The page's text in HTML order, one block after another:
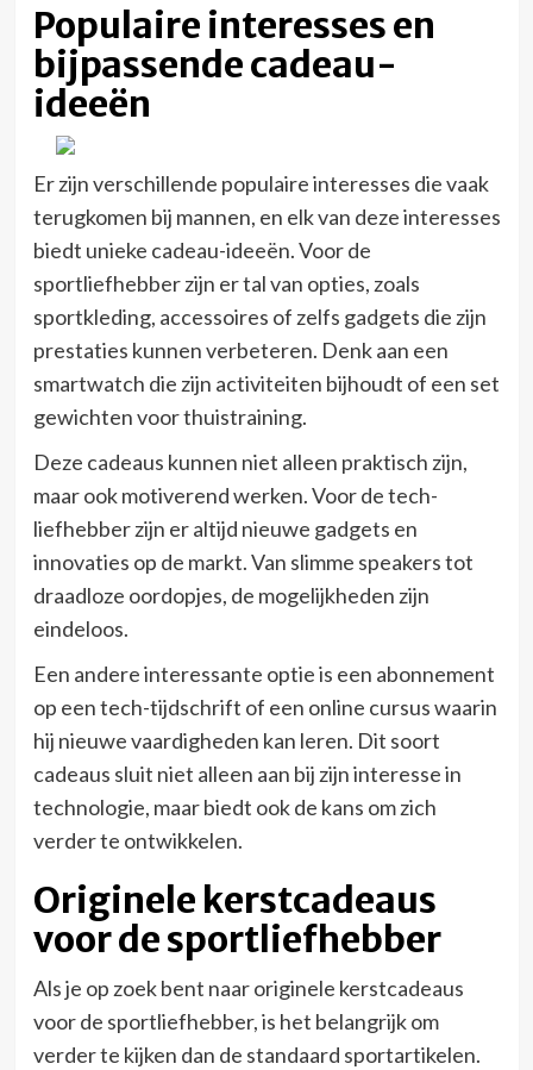
Populaire interesses en
bijpassende cadeau-
ideeën
Er zijn verschillende populaire interesses die vaak
terugkomen bij mannen, en elk van deze interesses
biedt unieke cadeau-ideeën. Voor de
sportliefhebber zijn er tal van opties, zoals
sportkleding, accessoires of zelfs gadgets die zijn
prestaties kunnen verbeteren. Denk aan een
smartwatch die zijn activiteiten bijhoudt of een set
gewichten voor thuistraining.
Deze cadeaus kunnen niet alleen praktisch zijn,
maar ook motiverend werken. Voor de tech-
liefhebber zijn er altijd nieuwe gadgets en
innovaties op de markt. Van slimme speakers tot
draadloze oordopjes, de mogelijkheden zijn
eindeloos.
Een andere interessante optie is een abonnement
op een tech-tijdschrift of een online cursus waarin
hij nieuwe vaardigheden kan leren. Dit soort
cadeaus sluit niet alleen aan bij zijn interesse in
technologie, maar biedt ook de kans om zich
verder te ontwikkelen.
Originele kerstcadeaus
voor de sportliefhebber
Als je op zoek bent naar originele kerstcadeaus
voor de sportliefhebber, is het belangrijk om
verder te kijken dan de standaard sportartikelen.